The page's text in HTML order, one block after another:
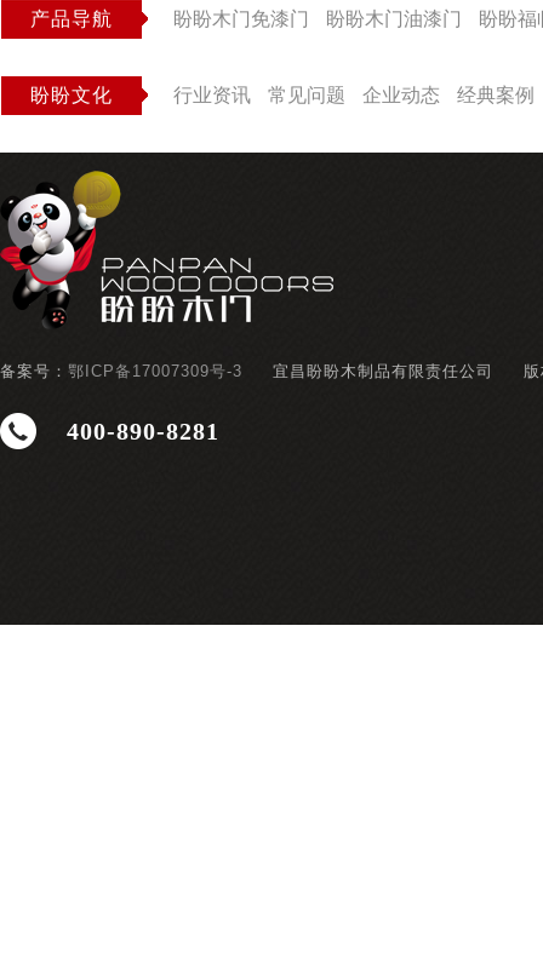
产品导航 盼盼木门免漆门 盼盼木门油漆门 盼盼福
盼盼文化 行业资讯 常见问题 企业动态 经典案例
备案号： 鄂ICP备17007309号-3 宜昌盼盼木制品有限责任公司
400-890-8281